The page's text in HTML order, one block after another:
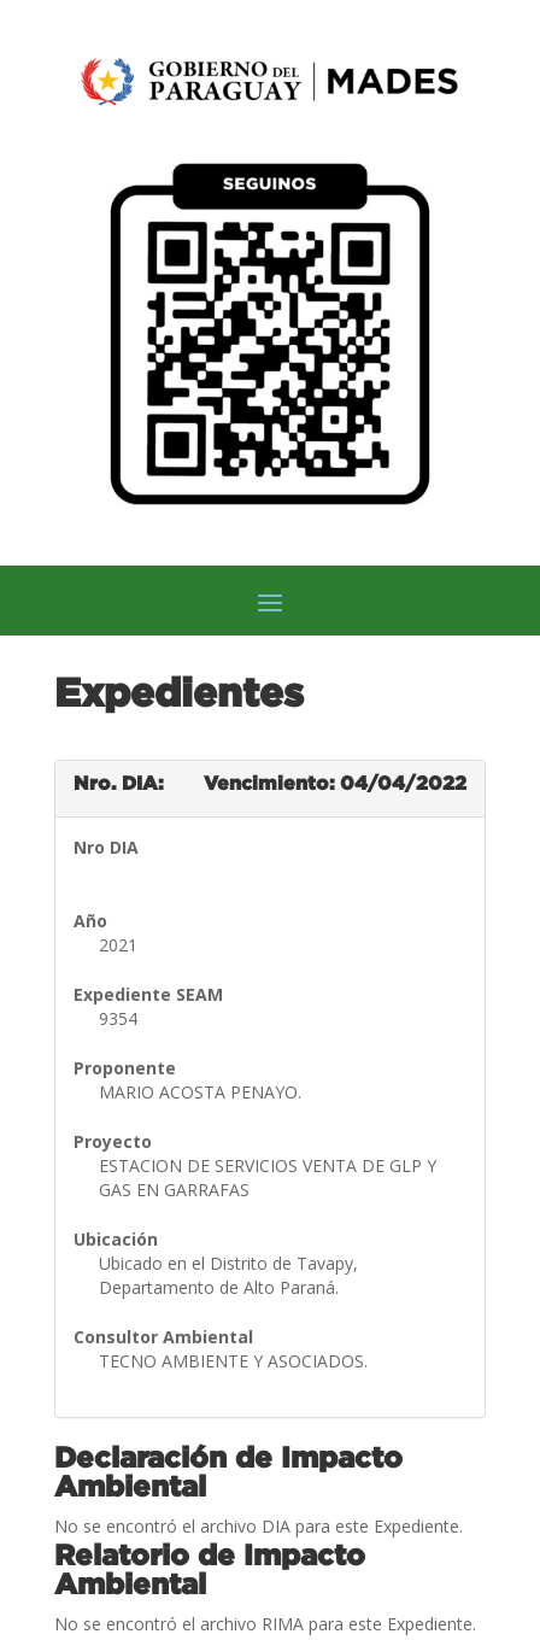
Expedientes
Nro. DIA: Vencimiento: 04/04/2022
Nro DIA
Año
2021
Expediente SEAM
9354
Proponente
MARIO ACOSTA PENAYO.
Proyecto
ESTACION DE SERVICIOS VENTA DE GLP Y
GAS EN GARRAFAS
Ubicación
Ubicado en el Distrito de Tavapy,
Departamento de Alto Paraná.
Consultor Ambiental
TECNO AMBIENTE Y ASOCIADOS.
Declaración de Impacto
Ambiental
No se encontró el archivo DIA para este Expediente.
Relatorio de Impacto
Ambiental
No se encontró el archivo RIMA para este Expediente.